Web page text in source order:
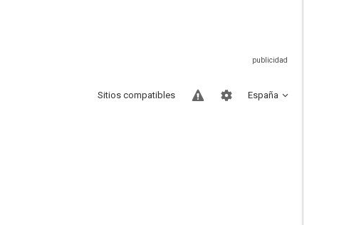
España
Sitios compatibles